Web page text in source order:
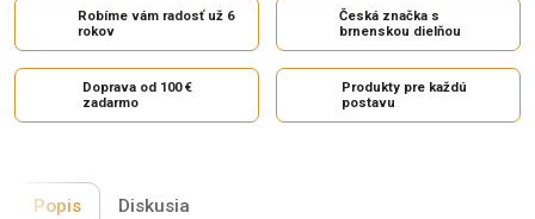
Robíme vám radosť už 6
rokov
Česká značka s
brnenskou dielňou
Doprava od 100 €
zadarmo
Produkty pre každú
postavu
Popis Diskusia